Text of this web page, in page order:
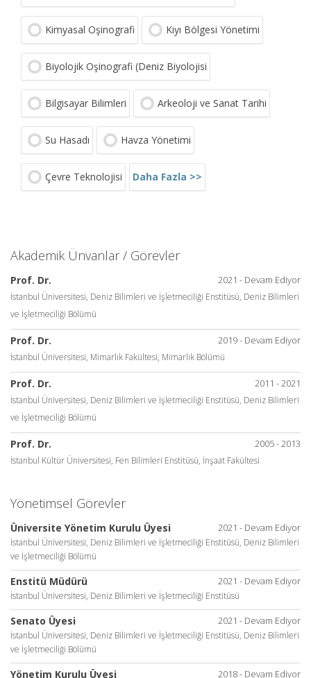
Kimyasal Oşinografi Kıyı Bölgesi Yönetimi
Biyolojik Oşinografi (Deniz Biyolojisi
Bilgisayar Bilimleri Arkeoloji ve Sanat Tarihi
Su Hasadı Havza Yönetimi
Çevre Teknolojisi Daha Fazla >>
Akademik Ünvanlar / Görevler
2021 - Devam Ediyor
Prof. Dr.
İstanbul Üniversitesi, Deniz Bilimleri ve İşletmeciliği Enstitüsü, Deniz Bilimleri
ve İşletmeciliği Bölümü
2019 - Devam Ediyor
Prof. Dr.
İstanbul Üniversitesi, Mimarlık Fakültesi, Mimarlık Bölümü
2011 - 2021
Prof. Dr.
İstanbul Üniversitesi, Deniz Bilimleri ve İşletmeciliği Enstitüsü, Deniz Bilimleri
ve İşletmeciliği Bölümü
2005 - 2013
Prof. Dr.
İstanbul Kültür Üniversitesi, Fen Bilimleri Enstitüsü, İnşaat Fakültesi
Yönetimsel Görevler
2021 - Devam Ediyor
Üniversite Yönetim Kurulu Üyesi
İstanbul Üniversitesi, Deniz Bilimleri ve İşletmeciliği Enstitüsü, Deniz Bilimleri
ve İşletmeciliği Bölümü
2021 - Devam Ediyor
Enstitü Müdürü
İstanbul Üniversitesi, Deniz Bilimleri ve İşletmeciliği Enstitüsü
2021 - Devam Ediyor
Senato Üyesi
İstanbul Üniversitesi, Deniz Bilimleri ve İşletmeciliği Enstitüsü, Deniz Bilimleri
ve İşletmeciliği Bölümü
2018 - Devam Ediyor
Yönetim Kurulu Üyesi